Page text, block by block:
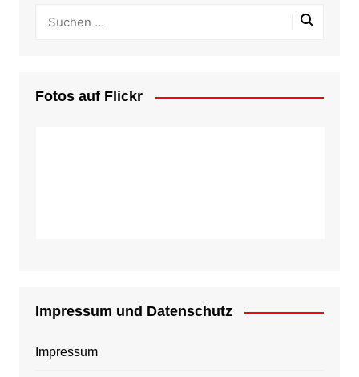
Fotos auf Flickr
Impressum und Datenschutz
Impressum